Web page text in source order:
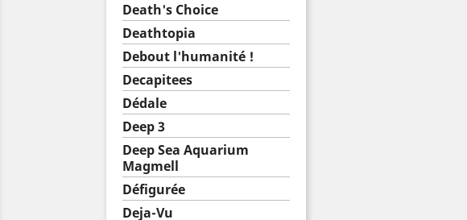
Death's Choice
Deathtopia
Debout l'humanité !
Decapitees
Dédale
Deep 3
Deep Sea Aquarium
Magmell
Défigurée
Deja-Vu